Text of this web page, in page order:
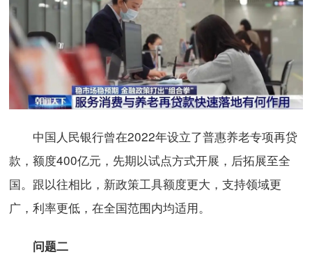
中国人民银行曾在2022年设立了普惠养老专项再贷
款，额度400亿元，先期以试点方式开展，后拓展至全
国。跟以往相比，新政策工具额度更大，支持领域更
广，利率更低，在全国范围内均适用。
问题二